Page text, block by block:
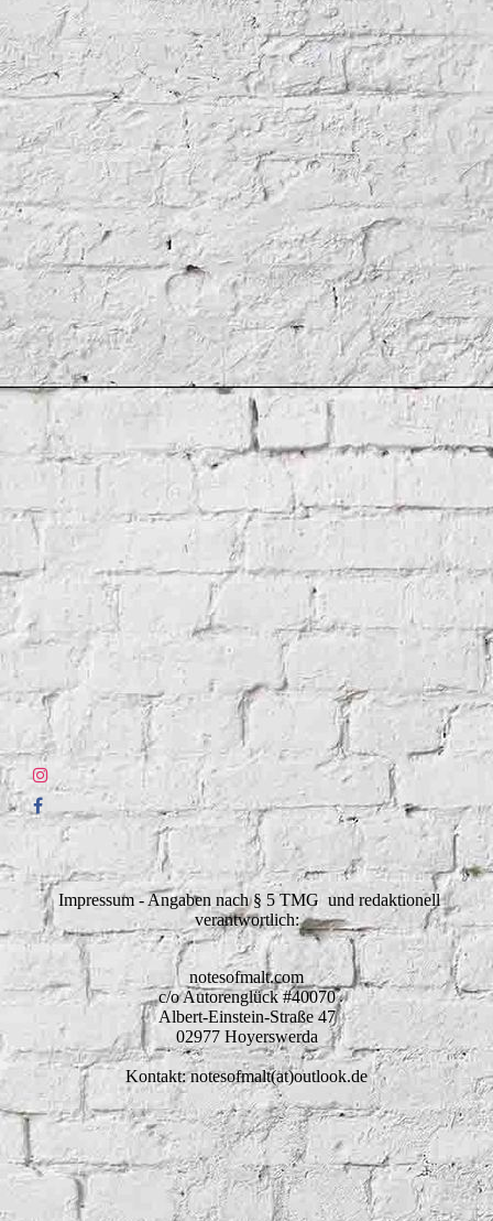
Impressum - Angaben nach § 5 TMG und redaktionell
verantwortlich:
notesofmalt.com
c/o Autorenglück #40070
Albert-Einstein-Straße 47
02977 Hoyerswerda
Kontakt: notesofmalt(at)outlook.de